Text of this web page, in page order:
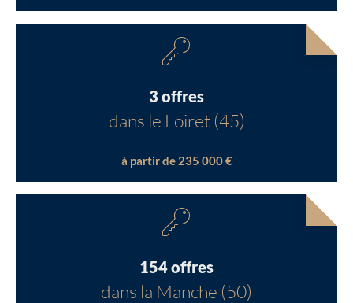
3 offres
dans le Loiret (45)
à partir de 235 000 €
154 offres
dans la Manche (50)